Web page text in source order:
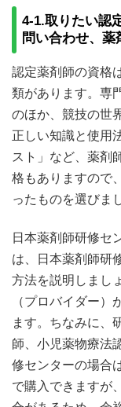
4-1.取りたい認
問い合わせ、
認定薬剤師の資格
類があります。専
のほか、競技の世
正しい知識と使用
スト」など、薬剤
格もありますので
ったものを選びま
日本薬剤師研修セ
は、日本薬剤師研
方法を説明しまし
（プロバイダー）
ます。ちなみに、
師、小児薬物療法
修センターの場合
で購入できますが